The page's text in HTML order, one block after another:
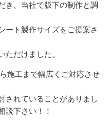
き、当社で版下の制作と調
ート製作サイズをご提案さ
ただけました。
施工まで幅広くご対応させ
されていることがありまし
談下さい！！